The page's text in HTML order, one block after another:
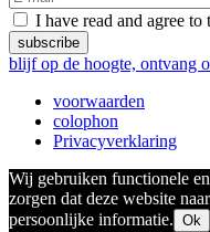
I have read and agree to
blijf op de hoogte, ontvang
voorwaarden
colophon
Privacyverklaring
Wij gebruiken functionele
zorgen dat deze website
persoonlijke informatie. Ok